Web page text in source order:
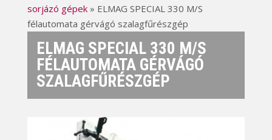
sorjázó gépek» ELMAG SPECIAL 330 M/S
félautomata gérvágó szalagfűrészgép
ELMAG SPECIAL 330 M/S
FÉLAUTOMATA GÉRVÁGÓ
SZALAGFŰRÉSZGÉP